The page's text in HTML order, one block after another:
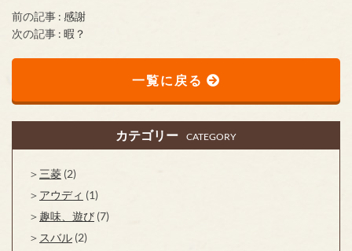
前の記事 : 感謝
次の記事 : 暇？
一覧に戻る
カテゴリー CATEGORY
三菱 (2)
アウディ (1)
趣味、遊び (7)
スバル (2)